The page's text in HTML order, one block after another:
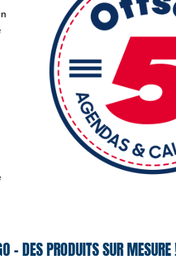
– DES PRODUITS SUR